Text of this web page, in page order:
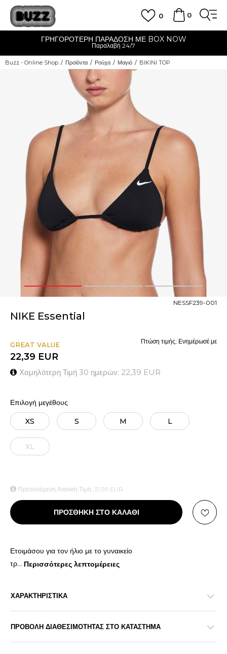
0
0
ΓΡΗΓΟΡΟΤΕΡΗ ΠΑΡΑΔΟΣΗ ΜΕ BOX NOW
Παραλαβή 24/7
Buzz - Online Shop Προϊόντα Ρούχα Μαγιό BIKINI TOP
1 2 3
NIKE Essential
NESSF239-001
GREAT VALUE
22,39 EUR
Χαμηλότερη Τιμή 30 ημερών: 22,39 EUR
Πτώση τιμής; Ενημέρωσέ με
Επιλογή μεγέθους
XS S M L
XL
Προτεινόμενη Λιανική Τιμή: 31,99 EUR
ΠΡΟΣΘΗΚΗ ΣΤΟ ΚΑΛΑΘΙ
Ετοιμάσου για τον ήλιο με το γυναικείο
τρ... Περισσότερες λεπτομέρειες
ΧΑΡΑΚΤΗΡΙΣΤΙΚΑ
ΠΡΟΒΟΛΗ ΔΙΑΘΕΣΙΜΟΤΗΤΑΣ ΣΤΟ ΚΑΤΑΣΤΗΜΑ